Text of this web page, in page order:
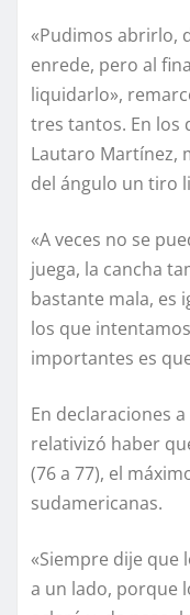
«Pudimos abrirlo,
enrede, pero al
liquidarlo»,
tres tantos. En los
Lautaro Martínez,
del ángulo un tiro
«A veces no se
juega, la cancha
bastante mala, es
los que
importantes es
En declaraciones
relativizó haber
(76 a 77), el
sudamericanas.
«Siempre dije que
a un lado, porque